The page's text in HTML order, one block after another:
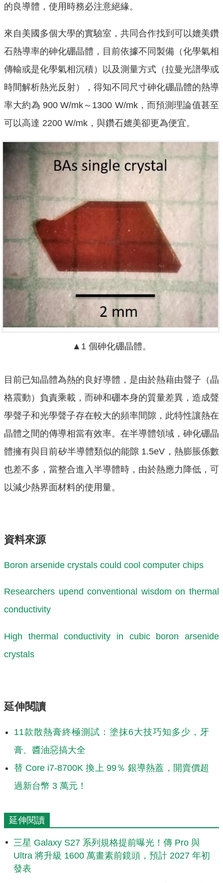
的良導體，使用時務必注意絕緣。
來自美國多個大學的實驗室，共同合作找到可以媲美鑽
石熱導率的砷化硼晶體，目前依據不同製備（化學氣相
傳輸或是化學氣相沉積）以及測量方式（拉曼光譜學或
時間解析熱光反射），得知不同尺寸砷化硼晶體的熱導
率大約為 900 W/mk～1300 W/mk，而預測理論值甚至
可以高達 2200 W/mk，與鑽石媲美卻更為便宜。
▲1 個砷化硼晶體。
crystals
膏、醬油惡搞大全
替 Core i7-8700K 換上 99％ 銀導熱蓋，開賣價超
過新台幣 3 萬元！
延伸閱讀
Ultra 將升級 1600 萬畫素前鏡頭，預計 2027 年初
發表